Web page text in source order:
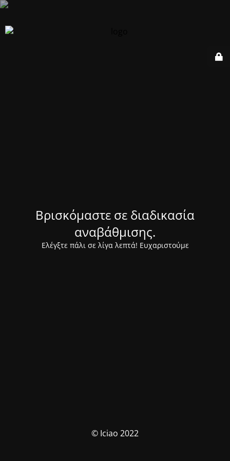
Βρισκόμαστε σε διαδικασία
αναβάθμισης.
Ελέγξτε πάλι σε λίγα λεπτά! Ευχαριστούμε
© Iciao 2022